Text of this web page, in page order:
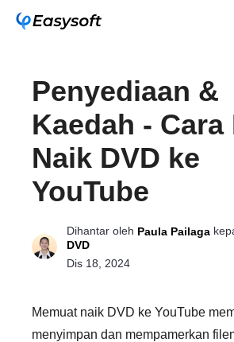
Penyediaan &
Kaedah - Cara
Naik DVD ke
YouTube
Dihantar oleh Paula Pailaga
DVD
Dis 18, 2024
Memuat naik DVD ke YouTube
menyimpan dan mempamerkan